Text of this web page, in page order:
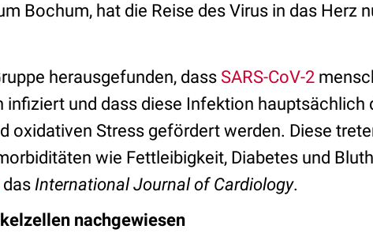
Bochum, hat die Reise des Virus in das Herz
herausgefunden, dass SARS-CoV-2
infiziert und dass diese Infektion hauptsächlich
oxidativen Stress gefördert werden. Diese
wie Fettleibigkeit, Diabetes und
das International Journal of Cardiology.
nachgewiesen